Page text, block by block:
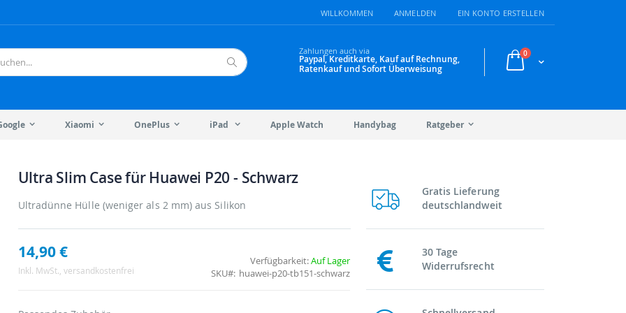
WILLKOMMEN ANMELDEN EIN KONTO ERSTELLEN
Warenkorb
0Artikel
Zahlungen auch via
Paypal, Kreditkarte, Kauf auf Rechnung,
Ratenkauf und Sofort Überweisung
Xiaomi OnePlus iPad Apple Watch Handybag Ratgeber
Ultra Slim Case für Huawei P20 - Schwarz
Ultradünne Hülle (weniger als 2 mm) aus Silikon
14,90 €
Inkl. MwSt., versandkostenfrei
Verfügbarkeit:Auf Lager
SKU
huawei-p20-tb151-schwarz
Gratis Lieferung
deutschlandweit
30 Tage
Widerrufsrecht